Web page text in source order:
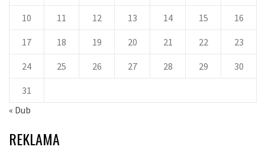
10 11 12 13 14 15 16
17 18 19 20 21 22 23
24 25 26 27 28 29 30
31
« Dub
REKLAMA